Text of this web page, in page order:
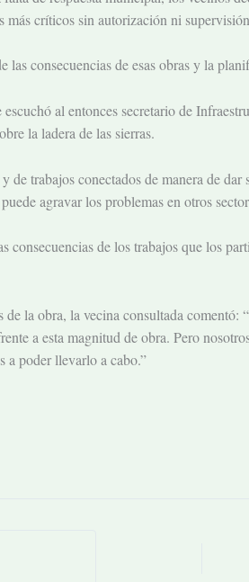
críticos sin autorización ni
consecuencias de esas obras y la
al entonces secretario de
la ladera de las sierras.
de trabajos conectados de manera de
agravar los problemas en otros
de los trabajos que los
la obra, la vecina consultada comentó: “
a esta magnitud de obra. Pero
a poder llevarlo a cabo.”